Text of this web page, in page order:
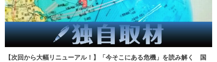
【次回から大幅リニューアル！】「今そこにある危機」を読み解く 国